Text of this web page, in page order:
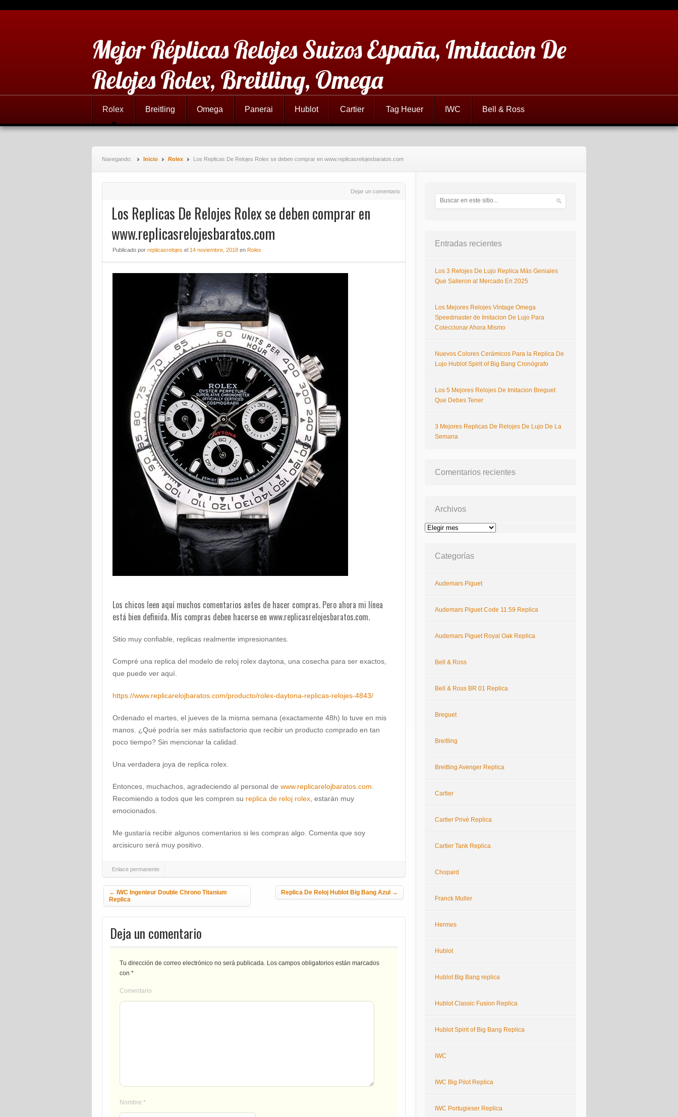
Mejor Réplicas Relojes Suizos España, Imitacion De
Relojes Rolex, Breitling, Omega
Rolex Breitling Omega Panerai Hublot Cartier Tag Heuer IWC Bell & Ross
Navegando: Inicio Rolex Los Replicas De Relojes Rolex se deben comprar en www.replicasrelojesbaratos.com
Dejar un comentario
Los Replicas De Relojes Rolex se deben comprar en
www.replicasrelojesbaratos.com
Publicado por replicasrelojes el 14 noviembre, 2018 en Rolex
Los chicos leen aquí muchos comentarios antes de hacer compras. Pero ahora mi línea
está bien definida. Mis compras deben hacerse en www.replicasrelojesbaratos.com.
Sitio muy confiable, replicas realmente impresionantes.
Compré una replica del modelo de reloj rolex daytona, una cosecha para ser exactos,
que puede ver aquí.
https://www.replicarelojbaratos.com/producto/rolex-daytona-replicas-relojes-4843/
Ordenado el martes, el jueves de la misma semana (exactamente 48h) lo tuve en mis
manos. ¿Qué podría ser más satisfactorio que recibir un producto comprado en tan
poco tiempo? Sin mencionar la calidad.
Una verdadera joya de replica rolex.
Entonces, muchachos, agradeciendo al personal de www.replicarelojbaratos.com
Recomiendo a todos que les compren su replica de reloj rolex , estarán muy
emocionados.
Me gustaría recibir algunos comentarios si les compras algo. Comenta que soy
arcisicuro será muy positivo.
Enlace permanente
Navegación de la entrada
← IWC Ingenieur Double Chrono Titanium
Replica
Replica De Reloj Hublot Big Bang Azul →
Deja un comentario
Tu dirección de correo electrónico no será publicada. Los campos obligatorios están marcados
con *
Comentario
Nombre *
Entradas recientes
Los 3 Relojes De Lujo Replica Más Geniales
Que Salieron al Mercado En 2025
Los Mejores Relojes Vintage Omega
Speedmaster de Imitacion De Lujo Para
Coleccionar Ahora Mismo
Nuevos Colores Cerámicos Para la Replica De
Lujo Hublot Spirit of Big Bang Cronógrafo
Los 5 Mejores Relojes De Imitacion Breguet
Que Debes Tener
3 Mejores Replicas De Relojes De Lujo De La
Semana
Comentarios recientes
Archivos
Archivos
Categorías
Audemars Piguet
Audemars Piguet Code 11.59 Replica
Audemars Piguet Royal Oak Replica
Bell & Ross
Bell & Ross BR 01 Replica
Breguet
Breitling
Breitling Avenger Replica
Cartier
Cartier Privé Replica
Cartier Tank Replica
Chopard
Franck Muller
Hermes
Hublot
Hublot Big Bang replica
Hublot Classic Fusion Replica
Hublot Spirit of Big Bang Replica
IWC
IWC Big Pilot Replica
IWC Portugieser Replica